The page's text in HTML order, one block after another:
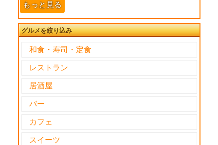
もっと見る
グルメを絞り込み
和食・寿司・定食
レストラン
居酒屋
バー
カフェ
スイーツ